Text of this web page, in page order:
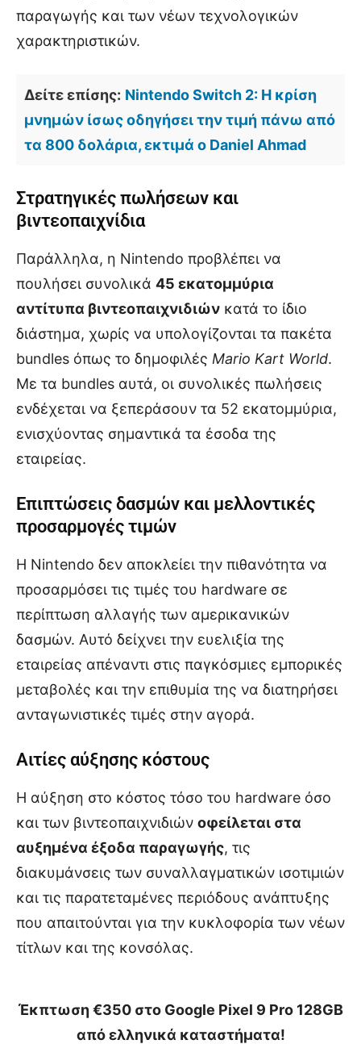
παραγωγής και των νέων τεχνολογικών
χαρακτηριστικών.
Δείτε επίσης: Nintendo Switch 2: Η κρίση
μνημών ίσως οδηγήσει την τιμή πάνω από
τα 800 δολάρια, εκτιμά ο Daniel Ahmad
Στρατηγικές πωλήσεων και
βιντεοπαιχνίδια
Παράλληλα, η Nintendo προβλέπει να
πουλήσει συνολικά 45 εκατομμύρια
αντίτυπα βιντεοπαιχνιδιών κατά το ίδιο
διάστημα, χωρίς να υπολογίζονται τα πακέτα
bundles όπως το δημοφιλές Mario Kart World.
Με τα bundles αυτά, οι συνολικές πωλήσεις
ενδέχεται να ξεπεράσουν τα 52 εκατομμύρια,
ενισχύοντας σημαντικά τα έσοδα της
εταιρείας.
Επιπτώσεις δασμών και μελλοντικές
προσαρμογές τιμών
Η Nintendo δεν αποκλείει την πιθανότητα να
προσαρμόσει τις τιμές του hardware σε
περίπτωση αλλαγής των αμερικανικών
δασμών. Αυτό δείχνει την ευελιξία της
εταιρείας απέναντι στις παγκόσμιες εμπορικές
μεταβολές και την επιθυμία της να διατηρήσει
ανταγωνιστικές τιμές στην αγορά.
Αιτίες αύξησης κόστους
Η αύξηση στο κόστος τόσο του hardware όσο
και των βιντεοπαιχνιδιών οφείλεται στα
αυξημένα έξοδα παραγωγής, τις
διακυμάνσεις των συναλλαγματικών ισοτιμιών
και τις παρατεταμένες περιόδους ανάπτυξης
που απαιτούνται για την κυκλοφορία των νέων
τίτλων και της κονσόλας.
Έκπτωση €350 στο Google Pixel 9 Pro 128GB
από ελληνικά καταστήματα!